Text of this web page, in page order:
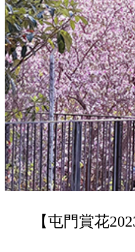
【屯門賞花